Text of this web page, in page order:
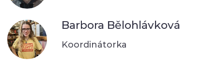
Barbora Bělohlávková
Koordinátorka